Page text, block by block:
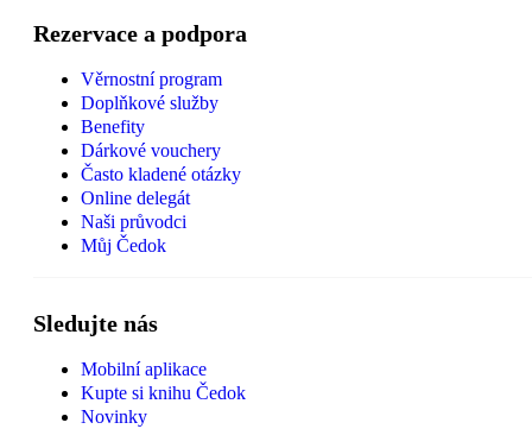
Rezervace a podpora
Věrnostní program
Doplňkové služby
Benefity
Dárkové vouchery
Často kladené otázky
Online delegát
Naši průvodci
Můj Čedok
Sledujte nás
Mobilní aplikace
Kupte si knihu Čedok
Novinky